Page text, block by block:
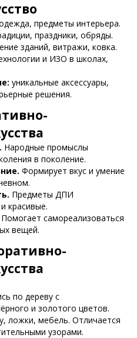
предметы интерьера.
праздники, обряды.
зданий, витражи, ковка.
и ИЗО в школах,
уникальные аксессуары,
решения.
Народные промыслы
в поколение.
Формирует вкус и умение
Предметы ДПИ
красивые.
Помогает самореализоваться
вещей.
по дереву с
и золотого цветов.
ложки, мебель. Отличается
узорами.